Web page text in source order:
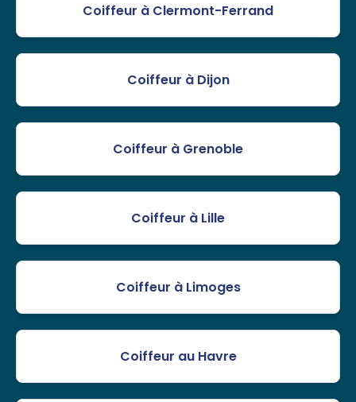
Coiffeur à Clermont-Ferrand
Coiffeur à Dijon
Coiffeur à Grenoble
Coiffeur à Lille
Coiffeur à Limoges
Coiffeur au Havre